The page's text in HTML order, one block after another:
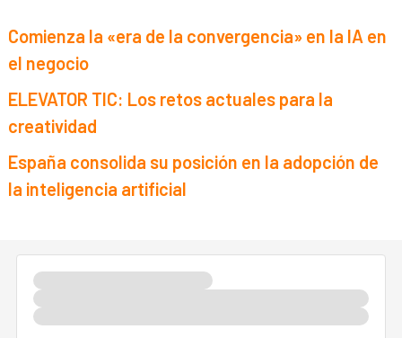
Comienza la «era de la convergencia» en la IA en
el negocio
ELEVATOR TIC: Los retos actuales para la
creatividad
España consolida su posición en la adopción de
la inteligencia artificial